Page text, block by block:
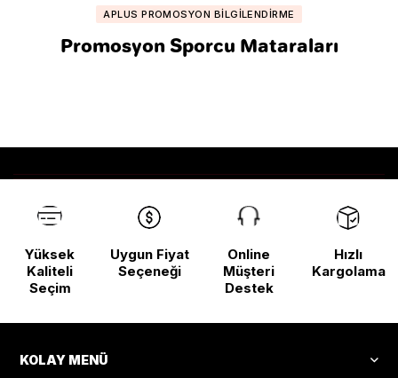
APLUS PROMOSYON BILGILENDIRME
Promosyon Sporcu Mataraları
Yüksek
Kaliteli
Seçim
Uygun Fiyat
Seçeneği
Online
Müşteri
Destek
Hızlı
Kargolama
KOLAY MENÜ